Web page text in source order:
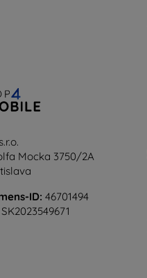
Mocka 3750/2A
ID: 46701494
SK2023549671